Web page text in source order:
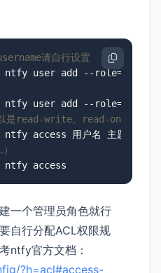
请自行设置
以是read-write、read-only、
access
一个管理员角色就行
自行分配ACL权限规
ntfy官方文档：
?h=acl#access-